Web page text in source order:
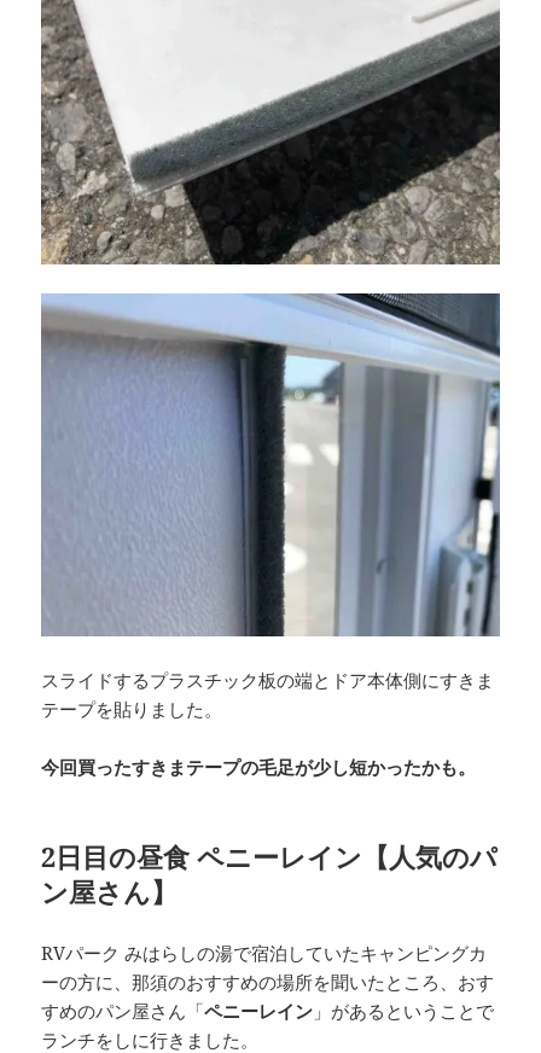
スライドするプラスチック板の端とドア本体側にすきま
テープを貼りました。
今回買ったすきまテープの毛足が少し短かったかも。
2日目の昼食 ペニーレイン【人気のパ
ン屋さん】
RVパーク みはらしの湯で宿泊していたキャンピングカ
ーの方に、那須のおすすめの場所を聞いたところ、おす
すめのパン屋さん「ペニーレイン 」があるということで
ランチをしに行きました。